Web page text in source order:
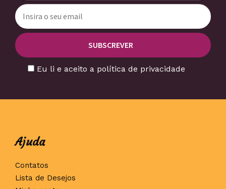
Eu li e aceito a política de privacidade
Ajuda
Contatos
Lista de Desejos